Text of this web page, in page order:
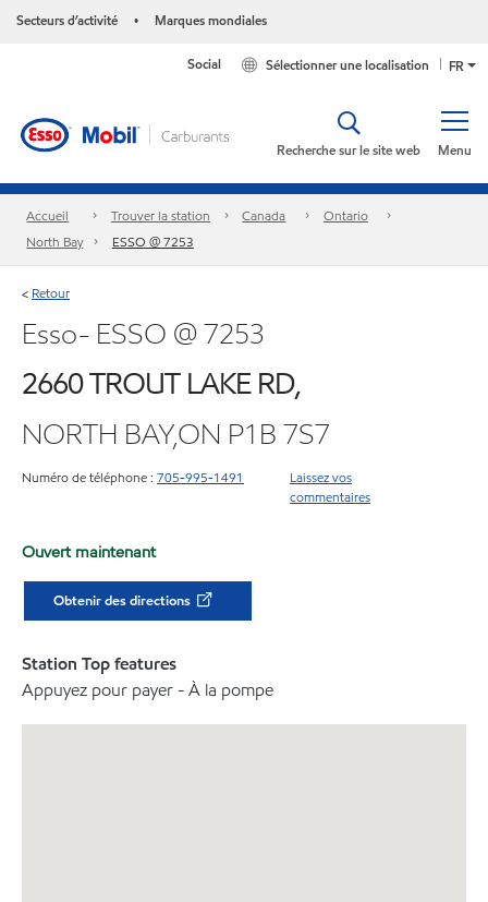
Secteurs d’activité • Marques mondiales
FR
Sélectionner une localisation
Social
Menu
Recherche sur le site web
Accueil Trouver la station Canada
Ontario
North Bay
ESSO @ 7253
< Retour
Esso- ESSO @ 7253
2660 TROUT LAKE RD,
NORTH BAY,ON P1B 7S7
Numéro de téléphone : 705-995-1491
Laissez vos
commentaires
Ouvert maintenant
Obtenir des directions
Station Top features
Appuyez pour payer - À la pompe